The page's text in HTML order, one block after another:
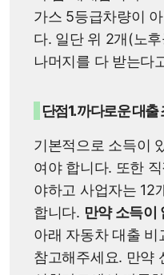
가스 5등급차량이
다. 일단 위 2개(노
나머지를 다 받는다
단점1. 까다로운 대출
기본적으로 소득이
여야 합니다. 또한
야하고 사업자는 12
합니다. 만약 소득이
아래 자동차 대출
참고해주세요. 만약